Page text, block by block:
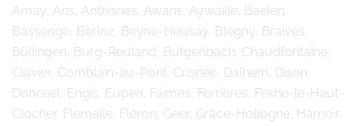
Amay, Ans, Anthisnes, Awans, Aywaille, Baelen,
Bassenge, Berloz, Beyne-Heusay, Blegny, Braives,
Büllingen, Burg-Reuland, Butgenbach, Chaudfontaine,
Clavier, Comblain-au-Pont, Crisnée, Dalhem, Dison,
Donceel, Engis, Eupen, Faimes, Ferrières, Fexhe-le-Haut-
Clocher, Flémalle, Fléron, Geer, Grâce-Hollogne, Hamoir,